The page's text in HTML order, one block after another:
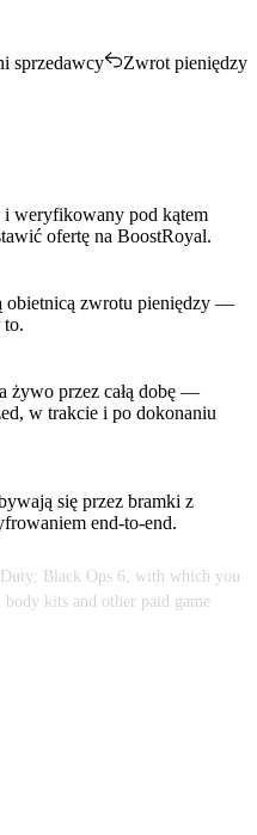
sprzedawcy Zwrot pieniędzy
i weryfikowany pod kątem
ofertę na BoostRoyal.
obietnicą zwrotu pieniędzy —
to.
żywo przez całą dobę —
w trakcie i po dokonaniu
się przez bramki z
end-to-end.
Black Ops 6, with which you
body kits and other paid game